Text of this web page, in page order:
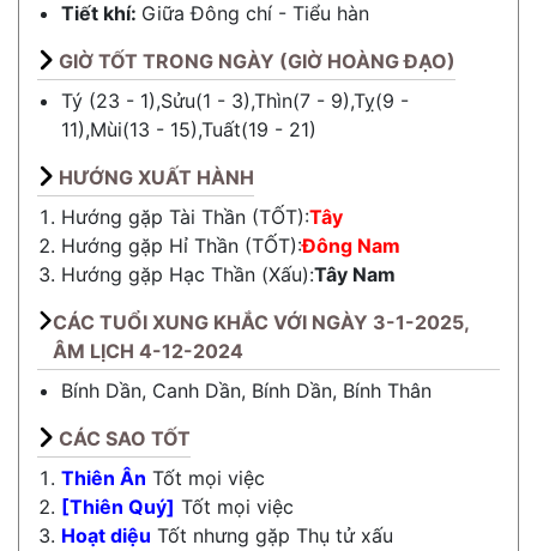
Tiết khí: GiữaĐông chí - Tiểu hàn
GIỜ TỐT TRONG NGÀY (GIỜ HOÀNG ĐẠO)
Tý (23 - 1),Sửu(1 - 3),Thìn(7 - 9),Tỵ(9 -
11),Mùi(13 - 15),Tuất(19 - 21)
HƯỚNG XUẤT HÀNH
Hướng gặp Tài Thần (TỐT):Tây
Hướng gặp Hỉ Thần (TỐT):Đông Nam
Hướng gặp Hạc Thần (Xấu):Tây Nam
CÁC TUỔI XUNG KHẮC VỚI NGÀY 3-1-2025,
ÂM LỊCH 4-12-2024
Bính Dần, Canh Dần, Bính Dần, Bính Thân
CÁC SAO TỐT
Thiên Ân Tốt mọi việc
[Thiên Quý] Tốt mọi việc
Hoạt diệu Tốt nhưng gặp Thụ tử xấu